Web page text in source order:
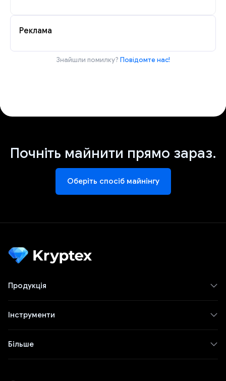
Реклама
Знайшли помилку? Повідомте нас!
Почніть майнити прямо зараз.
Оберіть спосіб майнінгу
Продукція
Інструменти
Більше